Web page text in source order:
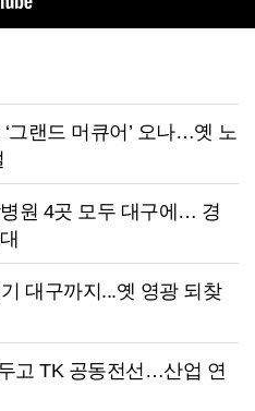
그랜드 머큐어’ 오나…옛 노
원 4곳 모두 대구에… 경
대구까지...옛 영광 되찾
고 TK 공동전선…산업 연